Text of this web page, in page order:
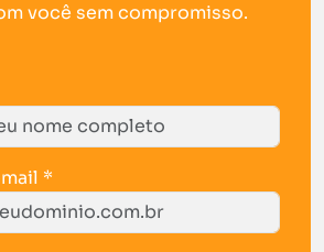
você sem compromisso.
*